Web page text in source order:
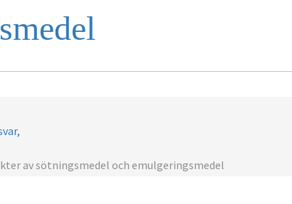
av sötningsmedel och emulgeringsmedel